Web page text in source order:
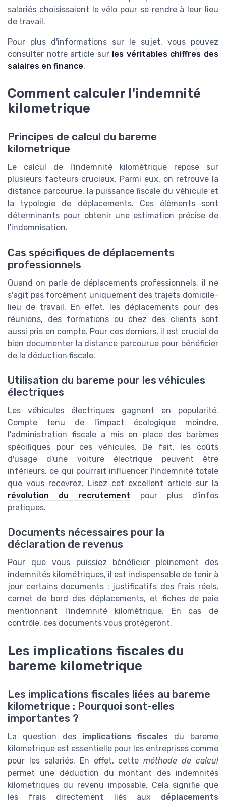
salariés choisissaient le vélo pour se rendre à leur lieu
de travail.
Pour plus d'informations sur le sujet, vous pouvez
consulter notre article sur les véritables chiffres des
salaires en finance.
Comment calculer l'indemnité
kilometrique
Principes de calcul du bareme
kilometrique
Le calcul de l'indemnité kilométrique repose sur
plusieurs facteurs cruciaux. Parmi eux, on retrouve la
distance parcourue, la puissance fiscale du véhicule et
la typologie de déplacements. Ces éléments sont
déterminants pour obtenir une estimation précise de
l'indemnisation.
Cas spécifiques de déplacements
professionnels
Quand on parle de déplacements professionnels, il ne
s'agit pas forcément uniquement des trajets domicile-
lieu de travail. En effet, les déplacements pour des
réunions, des formations ou chez des clients sont
aussi pris en compte. Pour ces derniers, il est crucial de
bien documenter la distance parcourue pour bénéficier
de la déduction fiscale.
Utilisation du bareme pour les véhicules
électriques
Les véhicules électriques gagnent en popularité.
Compte tenu de l'impact écologique moindre,
l'administration fiscale a mis en place des barèmes
spécifiques pour ces véhicules. De fait, les coûts
d'usage d'une voiture électrique peuvent être
inférieurs, ce qui pourrait influencer l'indemnité totale
que vous recevrez. Lisez cet excellent article sur la
révolution du recrutement pour plus d'infos
pratiques.
Documents nécessaires pour la
déclaration de revenus
Pour que vous puissiez bénéficier pleinement des
indemnités kilométriques, il est indispensable de tenir à
jour certains documents : justificatifs des frais réels,
carnet de bord des déplacements, et fiches de paie
mentionnant l'indemnité kilométrique. En cas de
contrôle, ces documents vous protégeront.
Les implications fiscales du
bareme kilometrique
Les implications fiscales liées au bareme
kilometrique : Pourquoi sont-elles
importantes ?
La question des implications fiscales du bareme
kilometrique est essentielle pour les entreprises comme
pour les salariés. En effet, cetteméthode de calcul
permet une déduction du montant des indemnités
kilometriques du revenu imposable. Cela signifie que
les frais directement liés aux déplacements